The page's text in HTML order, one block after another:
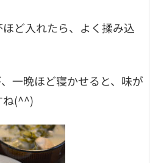
ど入れたら、よく揉み込
一晩ほど寝かせると、味が
ね(^^)